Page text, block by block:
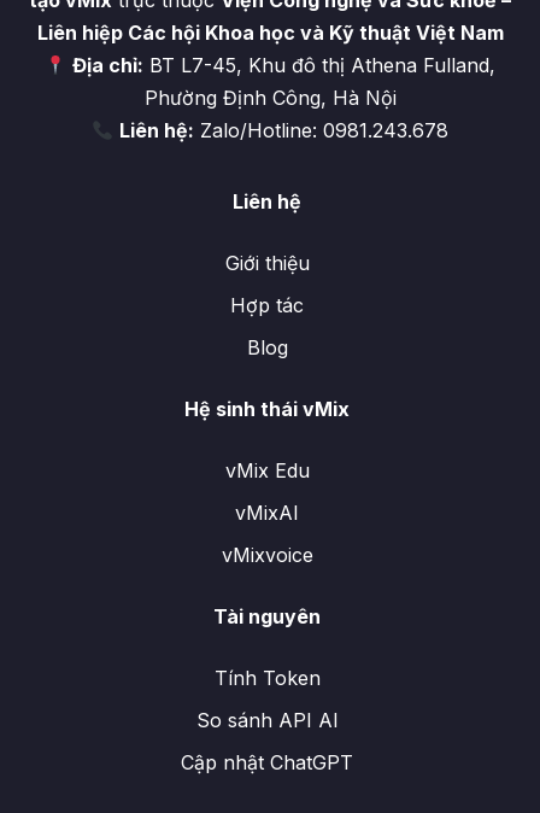
Liên hiệp Các hội Khoa học và Kỹ thuật Việt Nam
Địa chỉ: BT L7-45, Khu đô thị Athena Fulland,
Phường Định Công, Hà Nội
Liên hệ: Zalo/Hotline: 0981.243.678
Liên hệ
Giới thiệu
Hợp tác
Blog
Hệ sinh thái vMix
vMix Edu
vMixAI
vMixvoice
Tài nguyên
Tính Token
So sánh API AI
Cập nhật ChatGPT